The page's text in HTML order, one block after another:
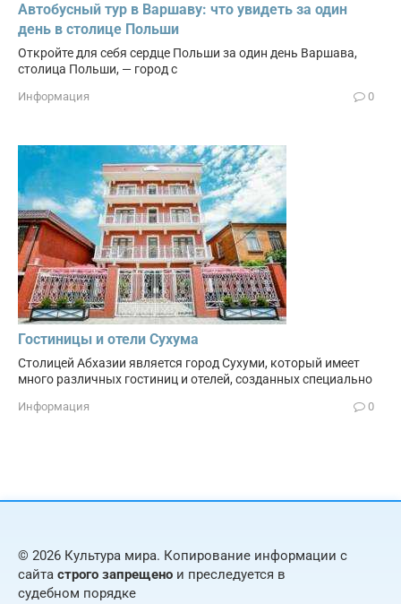
Автобусный тур в Варшаву: что увидеть за один
день в столице Польши
Откройте для себя сердце Польши за один день Варшава,
столица Польши, — город с
Информация 0
Гостиницы и отели Сухума
Столицей Абхазии является город Сухуми, который имеет
много различных гостиниц и отелей, созданных специально
Информация 0
© 2026 Культура мира. Копирование информации с
сайта строго запрещено и преследуется в
судебном порядке